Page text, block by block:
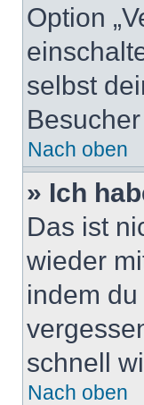
Option
selbst
Nach oben
» Ich
Das ist
wieder
indem
schnell
Nach oben